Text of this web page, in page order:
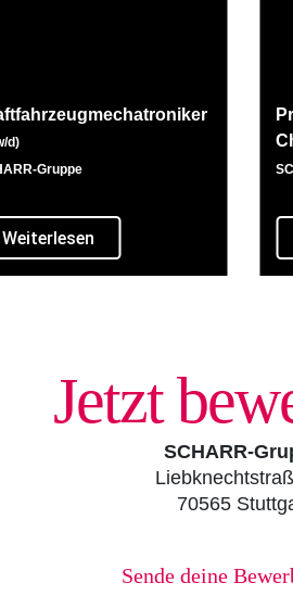
d)
Gruppe
Weiterlesen
Jetzt
SCHARR-
70565
Sende deine